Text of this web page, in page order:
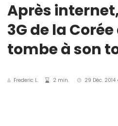
Après
3G de la
tombe à son
Frederic L. 2 min. 29 Déc. 2014